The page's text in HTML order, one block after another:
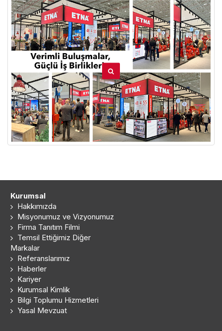
Kurumsal
Hakkımızda
Misyonumuz ve Vizyonumuz
Firma Tanıtım Filmi
Temsil Ettiğimiz Diğer
Markalar
Referanslarımız
Haberler
Kariyer
Kurumsal Kimlik
Bilgi Toplumu Hizmetleri
Yasal Mevzuat